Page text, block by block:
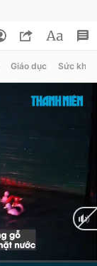
Giáo dục Sức khỏe